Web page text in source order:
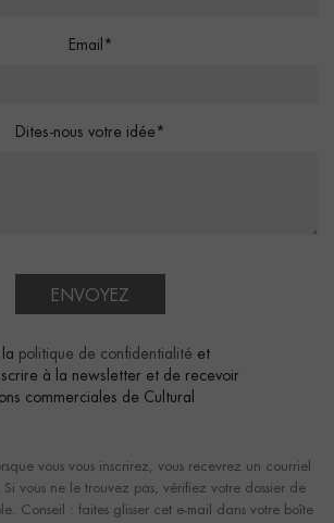
Email*
Dites-nous votre idée*
ENVOYEZ
politique de confidentialité et
à la newsletter et de recevoir
commerciales de Cultural
vous vous inscrirez, vous recevrez un courriel
vous ne le trouvez pas, vérifiez votre dossier de
Conseil : faites glisser cet e-mail dans votre boîte